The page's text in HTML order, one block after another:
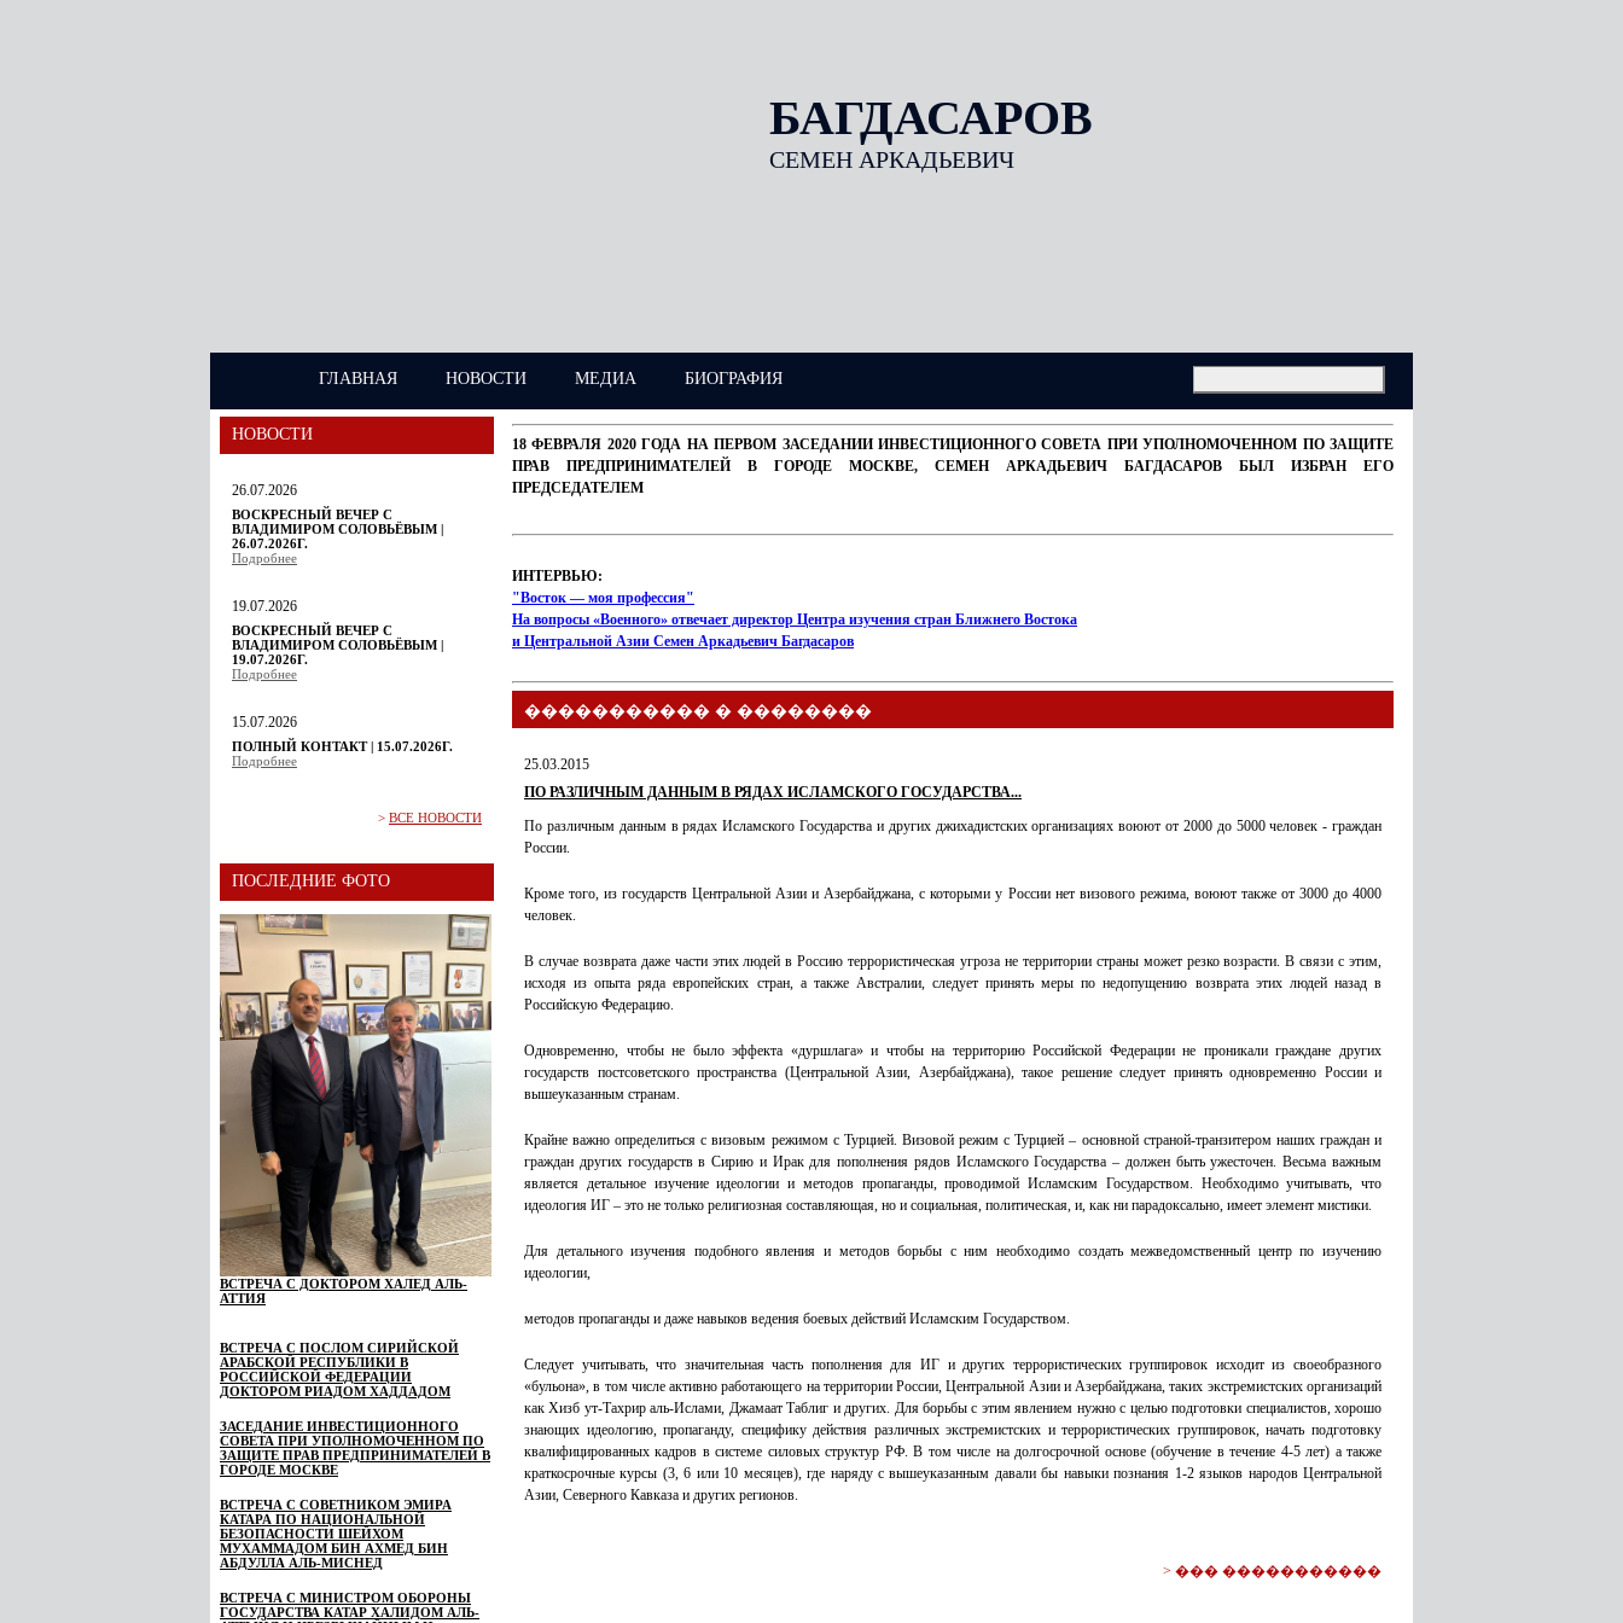
БАГДАСАРОВ
СЕМЕН АРКАДЬЕВИЧ
ГЛАВНАЯ НОВОСТИ МЕДИА БИОГРАФИЯ
НОВОСТИ
26.07.2026
ВОСКРЕСНЫЙ ВЕЧЕР С
ВЛАДИМИРОМ СОЛОВЬЁВЫМ |
26.07.2026Г.
Подробнее
19.07.2026
ВОСКРЕСНЫЙ ВЕЧЕР С
ВЛАДИМИРОМ СОЛОВЬЁВЫМ |
19.07.2026Г.
Подробнее
15.07.2026
ПОЛНЫЙ КОНТАКТ | 15.07.2026Г.
Подробнее
> ВСЕ НОВОСТИ
ПОСЛЕДНИЕ ФОТО
ВСТРЕЧА С ДОКТОРОМ ХАЛЕД АЛЬ-
АТТИЯ
ВСТРЕЧА С ПОСЛОМ СИРИЙСКОЙ
АРАБСКОЙ РЕСПУБЛИКИ В
РОССИЙСКОЙ ФЕДЕРАЦИИ
ДОКТОРОМ РИАДОМ ХАДДАДОМ
ЗАСЕДАНИЕ ИНВЕСТИЦИОННОГО
СОВЕТА ПРИ УПОЛНОМОЧЕННОМ ПО
ЗАЩИТЕ ПРАВ ПРЕДПРИНИМАТЕЛЕЙ В
ГОРОДЕ МОСКВЕ
ВСТРЕЧА С СОВЕТНИКОМ ЭМИРА
КАТАРА ПО НАЦИОНАЛЬНОЙ
БЕЗОПАСНОСТИ ШЕЙХОМ
МУХАММАДОМ БИН АХМЕД БИН
АБДУЛЛА АЛЬ-МИСНЕД
ВСТРЕЧА С МИНИСТРОМ ОБОРОНЫ
ГОСУДАРСТВА КАТАР ХАЛИДОМ АЛЬ-
18 ФЕВРАЛЯ 2020 ГОДА НА ПЕРВОМ ЗАСЕДАНИИ ИНВЕСТИЦИОННОГО СОВЕТА ПРИ УПОЛНОМОЧЕННОМ ПО ЗАЩИТЕ
ПРАВ ПРЕДПРИНИМАТЕЛЕЙ В ГОРОДЕ МОСКВЕ, СЕМЕН АРКАДЬЕВИЧ БАГДАСАРОВ БЫЛ ИЗБРАН ЕГО
ПРЕДСЕДАТЕЛЕМ
ИНТЕРВЬЮ:
"Восток — моя профессия"
На вопросы «Военного» отвечает директор Центра изучения стран Ближнего Востока
и Центральной Азии Семен Аркадьевич Багдасаров
����������� � ��������
25.03.2015
ПО РАЗЛИЧНЫМ ДАННЫМ В РЯДАХ ИСЛАМСКОГО ГОСУДАРСТВА...
По различным данным в рядах Исламского Государства и других джихадистских организациях воюют от 2000 до 5000 человек - граждан
России.
Кроме того, из государств Центральной Азии и Азербайджана, с которыми у России нет визового режима, воюют также от 3000 до 4000
человек.
В случае возврата даже части этих людей в Россию террористическая угроза не территории страны может резко возрасти. В связи с этим,
исходя из опыта ряда европейских стран, а также Австралии, следует принять меры по недопущению возврата этих людей назад в
Российскую Федерацию.
Одновременно, чтобы не было эффекта «дуршлага» и чтобы на территорию Российской Федерации не проникали граждане других
государств постсоветского пространства (Центральной Азии, Азербайджана), такое решение следует принять одновременно России и
вышеуказанным странам.
Крайне важно определиться с визовым режимом с Турцией. Визовой режим с Турцией – основной страной-транзитером наших граждан и
граждан других государств в Сирию и Ирак для пополнения рядов Исламского Государства – должен быть ужесточен. Весьма важным
является детальное изучение идеологии и методов пропаганды, проводимой Исламским Государством. Необходимо учитывать, что
идеология ИГ – это не только религиозная составляющая, но и социальная, политическая, и, как ни парадоксально, имеет элемент мистики.
Для детального изучения подобного явления и методов борьбы с ним необходимо создать межведомственный центр по изучению
идеологии,
методов пропаганды и даже навыков ведения боевых действий Исламским Государством.
Следует учитывать, что значительная часть пополнения для ИГ и других террористических группировок исходит из своеобразного
«бульона», в том числе активно работающего на территории России, Центральной Азии и Азербайджана, таких экстремистских организаций
как Хизб ут-Тахрир аль-Ислами, Джамаат Таблиг и других. Для борьбы с этим явлением нужно с целью подготовки специалистов, хорошо
знающих идеологию, пропаганду, специфику действия различных экстремистских и террористических группировок, начать подготовку
квалифицированных кадров в системе силовых структур РФ. В том числе на долгосрочной основе (обучение в течение 4-5 лет) а также
краткосрочные курсы (3, 6 или 10 месяцев), где наряду с вышеуказанным давали бы навыки познания 1-2 языков народов Центральной
Азии, Северного Кавказа и других регионов.
> ��� �����������